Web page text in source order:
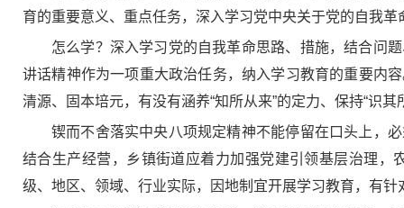
育的重要意义、重点任务，深入学习党中央关于党的自我
怎么学？深入学习党的自我革命思路、措施，结合问
讲话精神作为一项重大政治任务，纳入学习教育的重要内
清源、固本培元，有没有涵养“知所从来”的定力、保持“识其
锲而不舍落实中央八项规定精神不能停留在口头上，
结合生产经营，乡镇街道应着力加强党建引领基层治理
级、地区、领域、行业实际，因地制宜开展学习教育，有针